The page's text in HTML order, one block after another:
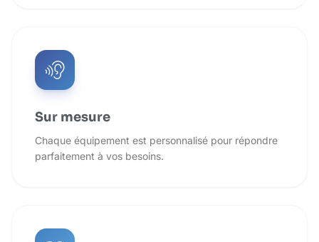
Sur mesure
Chaque équipement est personnalisé pour répondre
parfaitement à vos besoins.